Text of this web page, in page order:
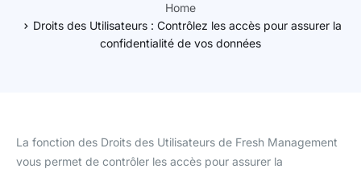
Home
Droits des Utilisateurs : Contrôlez les accès pour assurer la
confidentialité de vos données
La fonction des Droits des Utilisateurs de Fresh Management
vous permet de contrôler les accès pour assurer la